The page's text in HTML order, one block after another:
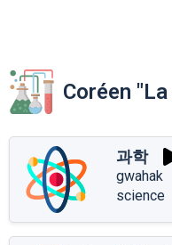
Coréen
과학
gwahak
science